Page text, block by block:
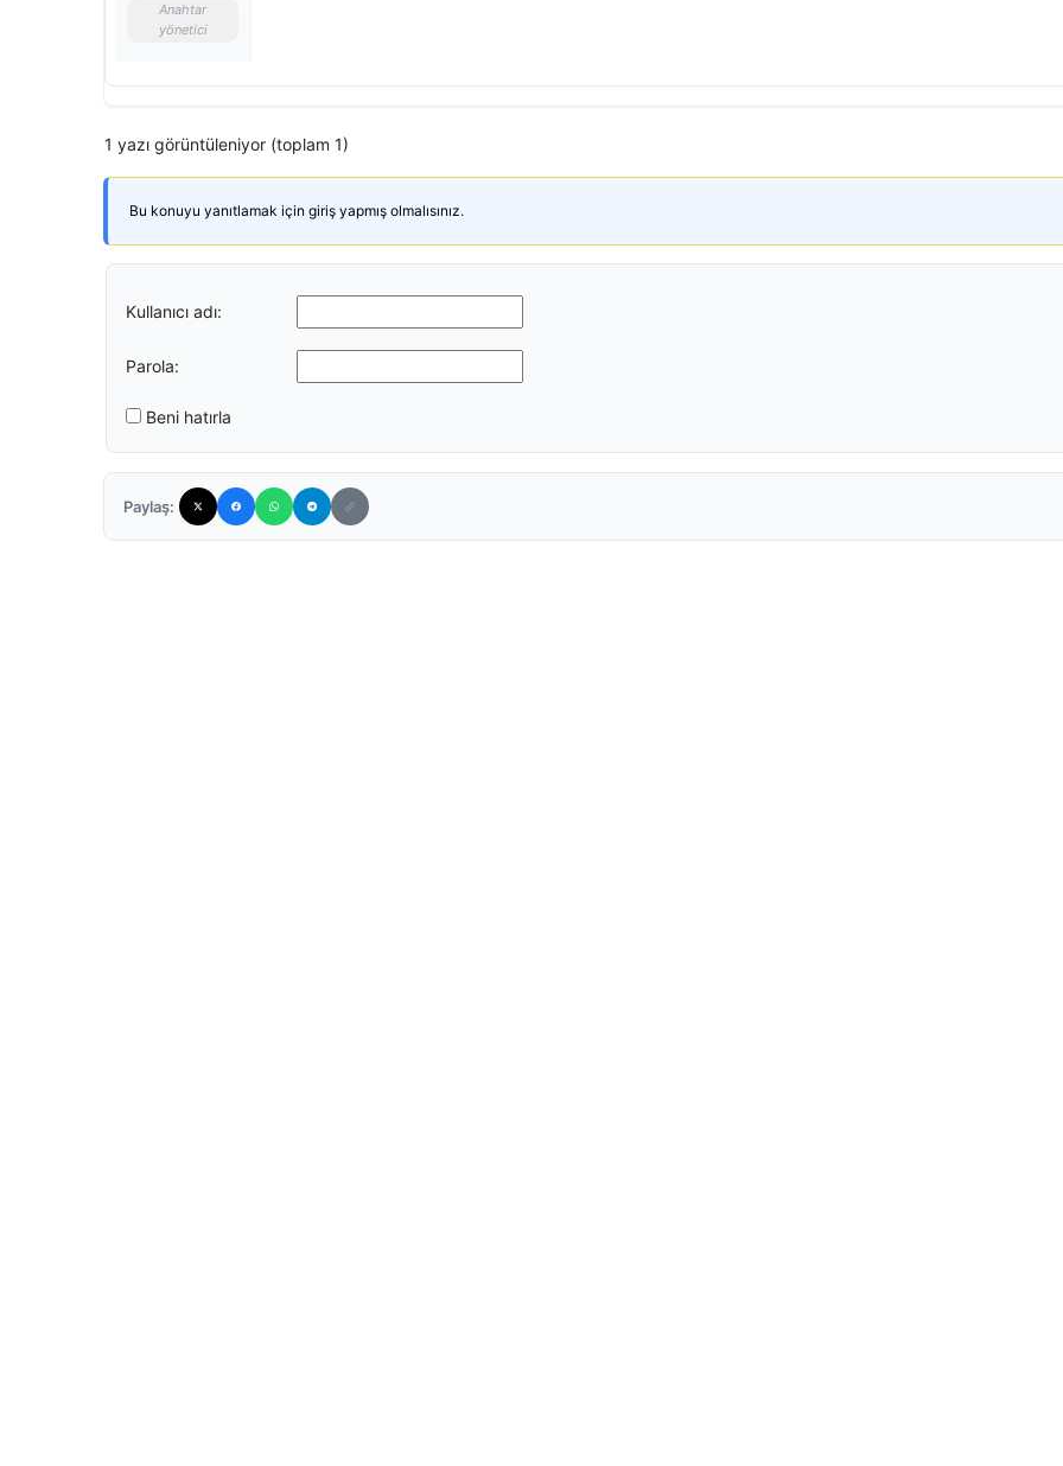
Anahtar
yönetici
1 yazı görüntüleniyor (toplam 1)
Bu konuyu yanıtlamak için giriş yapmış olmalısınız.
Kullanıcı adı:
Parola:
Beni hatırla
Paylaş: